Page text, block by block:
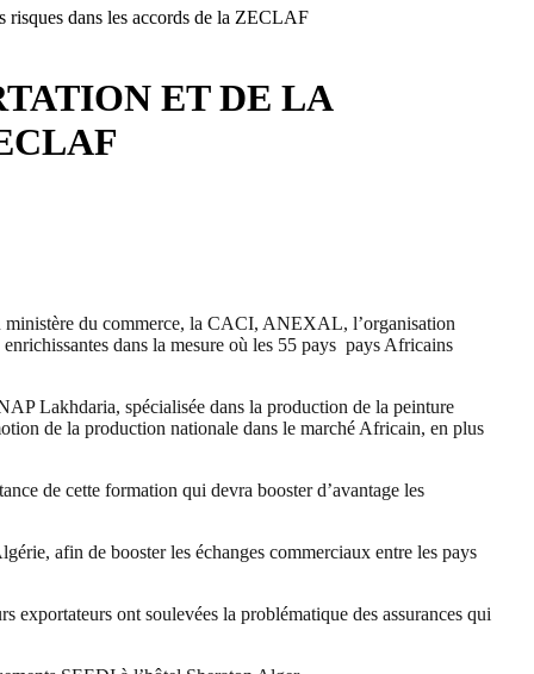
dans les accords de la ZECLAF
ET DE LA
ministère du commerce, la CACI, ANEXAL, l’organisation
dans la mesure où les 55 pays pays Africains
Lakhdaria, spécialisée dans la production de la peinture
de la production nationale dans le marché Africain, en plus
de cette formation qui devra booster d’avantage les
afin de booster les échanges commerciaux entre les pays
exportateurs ont soulevées la problématique des assurances qui